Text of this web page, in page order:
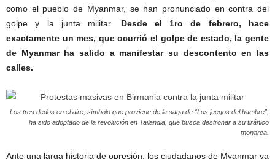
como el pueblo de Myanmar, se han pronunciado en contra del
golpe y la junta militar. Desde el 1ro de febrero, hace
exactamente un mes, que ocurrió el golpe de estado, la gente
de Myanmar ha salido a manifestar su descontento en las
calles.
Los tres dedos en el aire, símbolo que proviene de la saga de “Los juegos del hambre”,
ha sido adoptado de la revolución en Tailandia, que busca destronar a su tiránico
monarca.
Ante una larga historia de opresión, los ciudadanos de Myanmar ya